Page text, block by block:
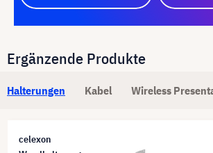
Ergänzende Produkte
Halterungen Kabel Wireless
celexon